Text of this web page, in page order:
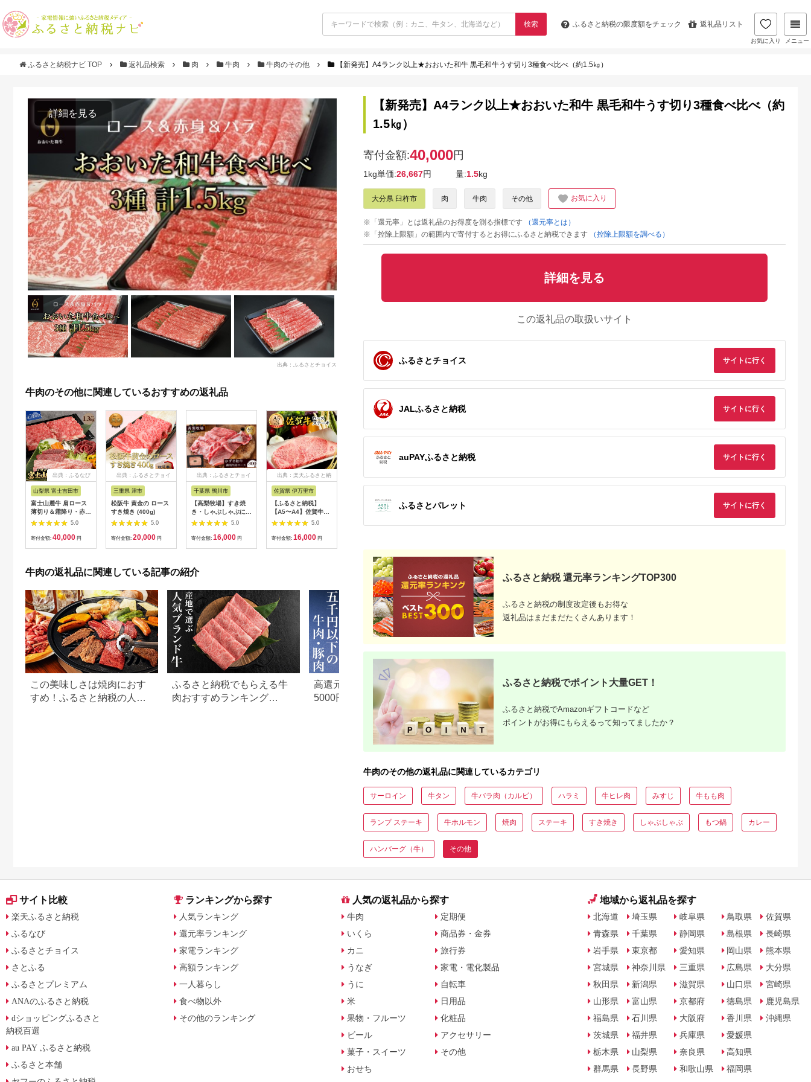
検索 ふるさと納税の限度額をチェック 返礼品リスト
お気に入り メニュー
ふるさと納税ナビ TOP 返礼品検索 肉 牛肉 牛肉のその他 【新発売】A4ランク以上★おおいた和牛 黒毛和牛うす切り3種食べ比べ（約1.5㎏）
詳細を見る
出典：ふるさとチョイス
牛肉のその他に関連しているおすすめの返礼品
出典：ふるなび
山梨県 富士吉田市
富士山麓牛 肩ロース
薄切り＆霜降り・赤身
焼肉セット 牛肉 食べ
比べ 計1.3kg 焼肉 す
き焼き 国産 精肉 冷凍
5.0
寄付金額: 40,000 円
出典：ふるさとチョイ
三重県 津市
松阪牛 黄金の ロース
すき焼き (400g)
5.0
寄付金額: 20,000 円
出典：ふるさとチョイ
千葉県 鴨川市
【高梨牧場】すき焼
き・しゃぶしゃぶに！
A５ランク『かずさ和
牛（黒毛和牛）』薄切
り肩ロース 300g
5.0
寄付金額: 16,000 円
出典：楽天ふるさと納
佐賀県 伊万里市
【ふるさと納税】
【A5〜A4】佐賀牛ロ
ースステーキ
200g（200g×1枚）
125-J499
5.0
寄付金額: 16,000 円
ス
鹿児島黒牛霜降りすき
税
【ふるさと納税】田村
牛特選ロースすきやき
やき すき焼き 肉のた
【11008】
税
税
【ふるさと納税】仙台
すき焼き・しゃぶしゃ
【3ヶ月定期便】山梨
毛和牛牛肩ロースす
牛肉の返礼品に関連している記事の紹介
この美味しさは焼肉におす
すめ！ふるさと納税の人気
ふるさと納税でもらえる牛
肉おすすめランキング
高還元率！ふるさと納税
5000円以下でおすすめ牛肉
＆豚肉ランキング！
【2026年版】楽天ふるさと
納税 還元率ランキング｜高
還元率返礼品をジャンル別
に比較
【新発売】A4ランク以上★おおいた和牛 黒毛和牛うす切り3種食べ比べ（約
1.5㎏）
寄付金額:40,000円
1kg単価:26,667円 量:1.5kg
大分県 臼杵市 肉 牛肉 その他 お気に入り
※「還元率」とは返礼品のお得度を測る指標です
（還元率とは）
※「控除上限額」の範囲内で寄付するとお得にふるさと納税できます
（控除上限額を調べる）
詳細を見る
この返礼品の取扱いサイト
ふるさとチョイス サイトに行く
JALふるさと納税 サイトに行く
auPAYふるさと納税 サイトに行く
ふるさとパレット サイトに行く
ふるさと納税 還元率ランキングTOP300
ふるさと納税の制度改定後もお得な
返礼品はまだまだたくさんあります！
ふるさと納税でポイント大量GET！
ふるさと納税でAmazonギフトコードなど
ポイントがお得にもらえるって知ってましたか？
牛肉のその他の返礼品に関連しているカテゴリ
サーロイン 牛タン 牛バラ肉（カルビ） ハラミ 牛ヒレ肉 みすじ 牛もも肉
ランプ ステーキ 牛ホルモン 焼肉 ステーキ すき焼き しゃぶしゃぶ もつ鍋 カレー
ハンバーグ（牛） その他
サイト比較
楽天ふるさと納税
ふるなび
ふるさとチョイス
さとふる
ふるさとプレミアム
ANAのふるさと納税
dショッピングふるさと
納税百選
au PAY ふるさと納税
ふるさと本舗
ランキングから探す
人気ランキング
還元率ランキング
家電ランキング
高額ランキング
一人暮らし
食べ物以外
その他のランキング
人気の返礼品から探す
牛肉
いくら
カニ
うなぎ
うに
米
果物・フルーツ
ビール
菓子・スイーツ
おせち
定期便
商品券・金券
旅行券
家電・電化製品
自転車
日用品
化粧品
アクセサリー
その他
地域から返礼品を探す
北海道
青森県
岩手県
宮城県
秋田県
山形県
福島県
茨城県
栃木県
群馬県
埼玉県
千葉県
東京都
神奈川県
新潟県
富山県
石川県
福井県
山梨県
長野県
岐阜県
静岡県
愛知県
三重県
滋賀県
京都府
大阪府
兵庫県
奈良県
和歌山県
鳥取県
島根県
岡山県
広島県
山口県
徳島県
香川県
愛媛県
高知県
福岡県
佐賀県
長崎県
熊本県
大分県
宮崎県
鹿児島県
沖縄県